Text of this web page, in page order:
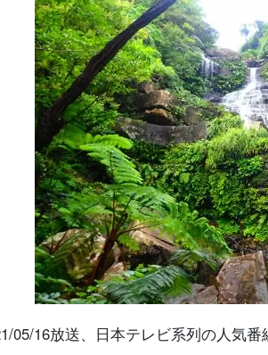
05/16放送、日本テレビ系列の人気